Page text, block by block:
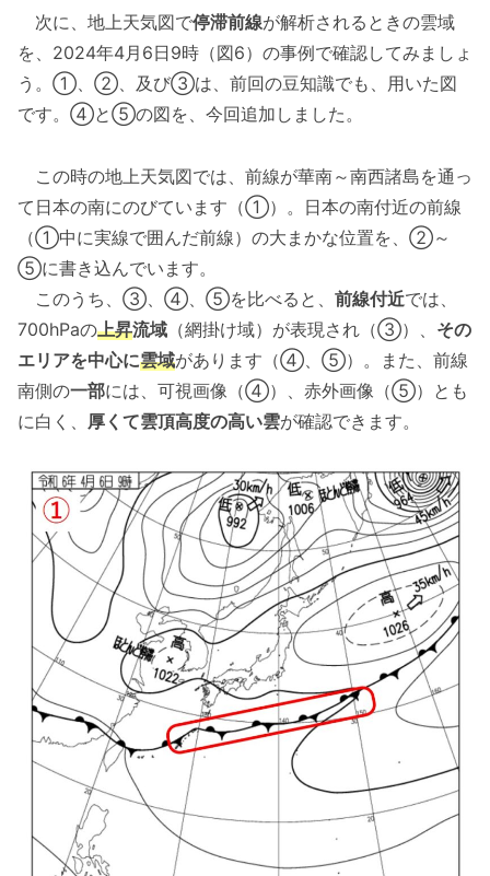
次に、地上天気図で停滞前線が解析されるときの雲域
を、2024年4月6日9時（図6）の事例で確認してみましょ
う。①、②、及び③は、前回の豆知識でも、用いた図
です。④と⑤の図を、今回追加しました。
この時の地上天気図では、前線が華南～南西諸島を通っ
て日本の南にのびています（①）。日本の南付近の前線
（①中に実線で囲んだ前線）の大まかな位置を、②～
⑤に書き込んでいます。
このうち、③、④、⑤を比べると、 前線付近では、
700hPaの上昇流域 （網掛け域）が表現され（③）、 その
エリアを中心に雲域があります（④、⑤）。また、前線
南側の一部には、可視画像（④）、赤外画像（⑤）とも
に白く、 厚くて雲頂高度の高い雲が確認できます。